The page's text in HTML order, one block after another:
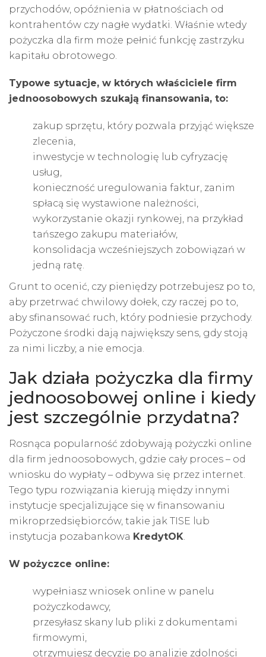
przychodów, opóźnienia w płatnościach od
kontrahentów czy nagłe wydatki. Właśnie wtedy
pożyczka dla firm może pełnić funkcję zastrzyku
kapitału obrotowego.
Typowe sytuacje, w których właściciele firm
jednoosobowych szukają finansowania, to:
zakup sprzętu, który pozwala przyjąć większe
zlecenia,
inwestycje w technologię lub cyfryzację
usług,
konieczność uregulowania faktur, zanim
spłacą się wystawione należności,
wykorzystanie okazji rynkowej, na przykład
tańszego zakupu materiałów,
konsolidacja wcześniejszych zobowiązań w
jedną ratę.
Grunt to ocenić, czy pieniędzy potrzebujesz po to,
aby przetrwać chwilowy dołek, czy raczej po to,
aby sfinansować ruch, który podniesie przychody.
Pożyczone środki dają największy sens, gdy stoją
za nimi liczby, a nie emocja.
Jak działa pożyczka dla firmy
jednoosobowej online i kiedy
jest szczególnie przydatna?
Rosnąca popularność zdobywają pożyczki online
dla firm jednoosobowych, gdzie cały proces – od
wniosku do wypłaty – odbywa się przez internet.
Tego typu rozwiązania kierują między innymi
instytucje specjalizujące się w finansowaniu
mikroprzedsiębiorców, takie jak TISE lub
instytucja pozabankowa KredytOK
W pożyczce online:
wypełniasz wniosek online w panelu
pożyczkodawcy,
przesyłasz skany lub pliki z dokumentami
firmowymi,
otrzymujesz decyzję po analizie zdolności